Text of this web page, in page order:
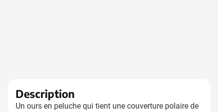
Description
Un ours en peluche qui tient une couverture polaire de